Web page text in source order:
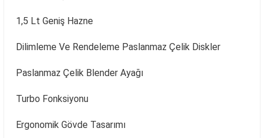
1,5 Lt Geniş Hazne
Dilimleme Ve Rendeleme Paslanmaz Çelik Diskler
Paslanmaz Çelik Blender Ayağı
Turbo Fonksiyonu
Ergonomik Gövde Tasarımı